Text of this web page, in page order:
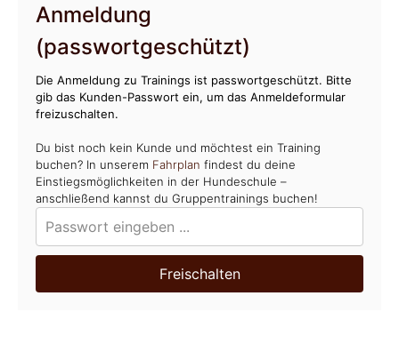
Anmeldung
(passwortgeschützt)
Die Anmeldung zu Trainings ist passwortgeschützt. Bitte
gib das Kunden-Passwort ein, um das Anmeldeformular
freizuschalten.
Du bist noch kein Kunde und möchtest ein Training
buchen? In unserem Fahrplan findest du deine
Einstiegsmöglichkeiten in der Hundeschule –
anschließend kannst du Gruppentrainings buchen!
Freischalten